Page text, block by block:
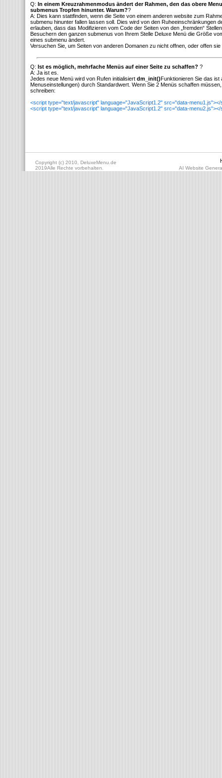
Q: In einem Kreuzrahmenmodus ändert der Rahmen, den das obere
submenus Tropfen hinunter. Warum??
A: Dies kann stattfinden, wenn die Seite von einem anderen website zum
submenu hinunter fallen lassen soll. Dies wird von den Ruheeinschränkungen
erlauben, dass das Modifizieren vom Code der Seiten von den „fremden“
Besuchern den ganzen submenus von Ihrem Stelle Deluxe Menü die Größe
eines submenu ändert.
Versuchen Sie, um Seiten von anderen Domanen zu nicht offnen, oder offen sie
Q: Ist es möglich, mehrfache Menüs auf einer Seite zu schaffen? ?
A: Ja ist es.
Jedes neue Menü wird von Rufen initialisiert dm_init()Funktionieren Sie das ist
Menuseinstellungen) durch Standardwert. Wenn Sie 2 Menüs schaffen
schreiben:
<script type="text/javascript" language="JavaScript1.2" src="data-menu1.js"></
<script type="text/javascript" language="JavaScript1.2" src="data-menu2.js"></
Copyright (c) 2010, DeluxeMenu.de
2019Alle Rechte vorbehalten. AI Website